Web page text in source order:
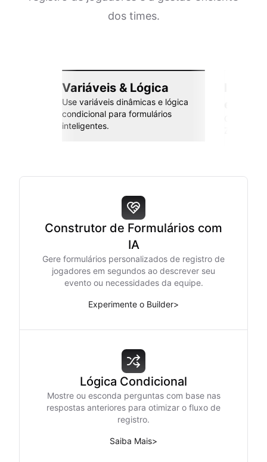
dos times.
Variáveis & Lógica
Use variáveis dinâmicas e lógica
condicional para formulários
inteligentes.
Construtor de Formulários com
IA
Gere formulários personalizados de registro de
jogadores em segundos ao descrever seu
evento ou necessidades da equipe.
Experimente o Builder>
Lógica Condicional
Mostre ou esconda perguntas com base nas
respostas anteriores para otimizar o fluxo de
registro.
Saiba Mais>